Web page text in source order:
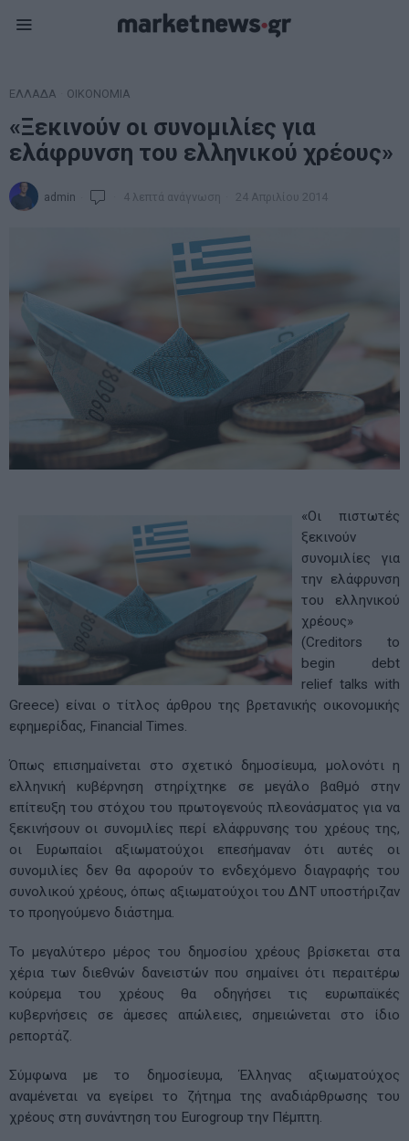
ΕΛΛΑΔΑ ΟΙΚΟΝΟΜΙΑ
«Ξεκινούν οι συνομιλίες για
ελάφρυνση του ελληνικού χρέους»
admin 4 λεπτά ανάγνωση 24 Απριλίου 2014
«Οι πιστωτές
ξεκινούν
συνομιλίες για
την ελάφρυνση
του ελληνικού
χρέους»
(Creditors to
begin debt
relief talks with
Greece) είναι ο τίτλος άρθρου της βρετανικής οικονομικής
εφημερίδας, Financial Times.
Όπως επισημαίνεται στο σχετικό δημοσίευμα, μολονότι η
ελληνική κυβέρνηση στηρίχτηκε σε μεγάλο βαθμό στην
επίτευξη του στόχου του πρωτογενούς πλεονάσματος για να
ξεκινήσουν οι συνομιλίες περί ελάφρυνσης του χρέους της,
οι Ευρωπαίοι αξιωματούχοι επεσήμαναν ότι αυτές οι
συνομιλίες δεν θα αφορούν το ενδεχόμενο διαγραφής του
συνολικού χρέους, όπως αξιωματούχοι του ΔΝΤ υποστήριζαν
το προηγούμενο διάστημα.
Το μεγαλύτερο μέρος του δημοσίου χρέους βρίσκεται στα
χέρια των διεθνών δανειστών που σημαίνει ότι περαιτέρω
κούρεμα του χρέους θα οδηγήσει τις ευρωπαϊκές
κυβερνήσεις σε άμεσες απώλειες, σημειώνεται στο ίδιο
ρεπορτάζ.
Σύμφωνα με το δημοσίευμα, Έλληνας αξιωματούχος
αναμένεται να εγείρει το ζήτημα της αναδιάρθρωσης του
χρέους στη συνάντηση του Eurogroup την Πέμπτη.